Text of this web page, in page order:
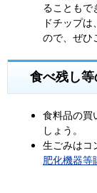
ることもで
ドチップ
ので、ぜひ
食べ残し等
食料品の買
しょう。
生ごみはコ
肥化機器等